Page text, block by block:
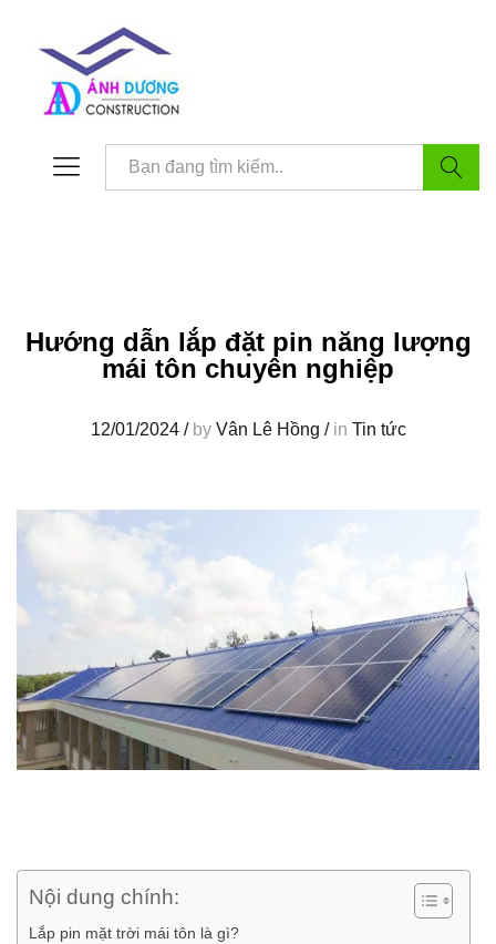
Hướng dẫn lắp đặt pin năng lượng
mái tôn chuyên nghiệp
12/01/2024/by Vân Lê Hồng /in Tin tức
Nội dung chính:
Lắp pin mặt trời mái tôn là gì?